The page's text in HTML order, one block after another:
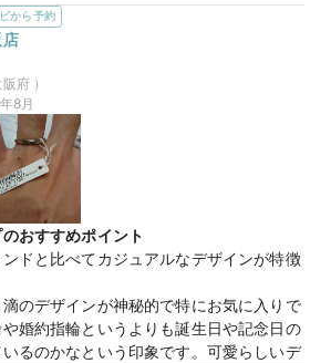
た理由
はないデザインで、クラシックな雰囲気
した。ミル打ちがあることでダイヤの輝
て興味を持ちました。指輪の厚みもほど
も優れていそうで安心です。
ころ
良かったです。ですが、混雑していたの
ですが待ち時間があり、時間が気になり
フォローがなく残念でした。気に入った
それはあまり人気がないです、あまり出
と言われショックでした。スタッフの教
はないかなと思います。お客様への思い
ること、言葉選びは考えなくてはいけな
られたブランドですし、接客業ですから
ったです。
から予約
阪府）
8月
おすすめポイント
ドと比べてカジュアルなデザインが特徴
のデザインが神秘的で特にお気に入りで
婚約指輪というよりも誕生日や記念日の
るのかなという印象です。可愛らしいデ